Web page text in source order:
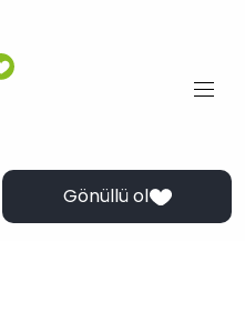
Gönüllü ol